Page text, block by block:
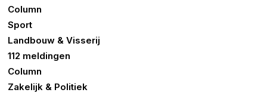
Column
Sport
Landbouw & Visserij
112 meldingen
Column
Zakelijk & Politiek